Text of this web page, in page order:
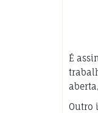
É
Outro